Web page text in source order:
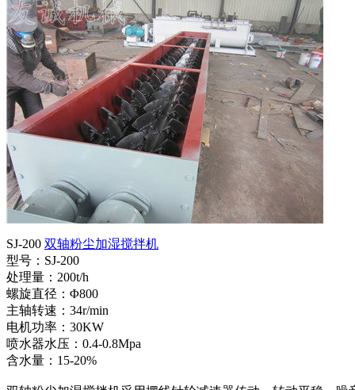
SJ-200 双轴粉尘加湿搅拌机
型号：SJ-200
处理量：200t/h
螺旋直径：Φ800
主轴转速：34r/min
电机功率：30KW
喷水器水压：0.4-0.8Mpa
含水量：15-20%